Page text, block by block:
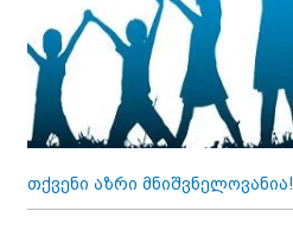
თქვენი აზრი მნიშვნელოვანია!